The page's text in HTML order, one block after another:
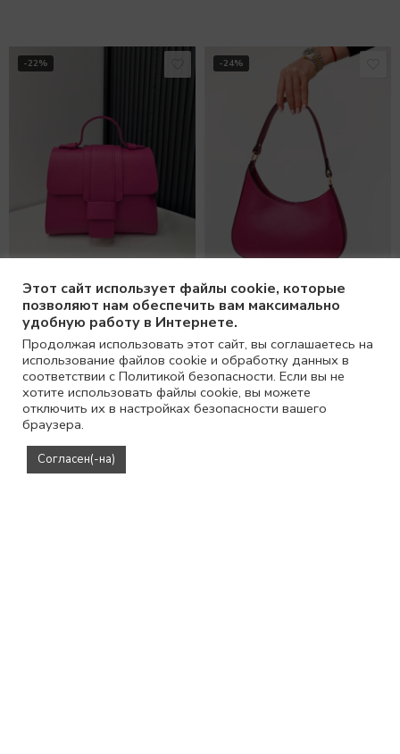
-22%
Сумка квадратной формы с клапаном MEDIUM
13900₽ 10900₽
-24%
9900₽ 7500₽
-18%
Этот сайт использует файлы cookie, которые
позволяют нам обеспечить вам максимально
удобную работу в Интернете.
Продолжая использовать этот сайт, вы соглашаетесь на
использование файлов cookie и обработку данных в
соответствии с Политикой безопасности. Если вы не
хотите использовать файлы cookie, вы можете
отключить их в настройках безопасности вашего
браузера.
Согласен(-на)